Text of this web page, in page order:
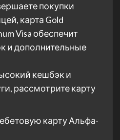
покупки
карта Gold
Visa обеспечит
и дополнительные
кешбэк и
рассмотрите карту
карту Альфа-